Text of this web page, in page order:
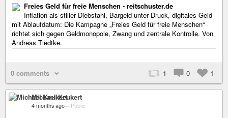
Freies Geld für freie Menschen - reitschuster.de
Inflation als stiller Diebstahl, Bargeld unter Druck, digitales Geld
mit Ablaufdatum: Die Kampagne „Freies Geld für freie Menschen“
richtet sich gegen Geldmonopole, Zwang und zentrale Kontrolle. Von
Andreas Tiedtke.
0 comments 1 0 1
Michael Keukert
4 months ago – Public